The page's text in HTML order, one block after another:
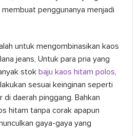
penggunanya menjadi
untuk mengombinasikan kaos
jeans, Untuk para pria yang
stok baju kaos hitam polos,
sesuai keinginan seperti
daerah pinggang. Bahkan
hitam tanpa corak apapun
gaya-gaya yang